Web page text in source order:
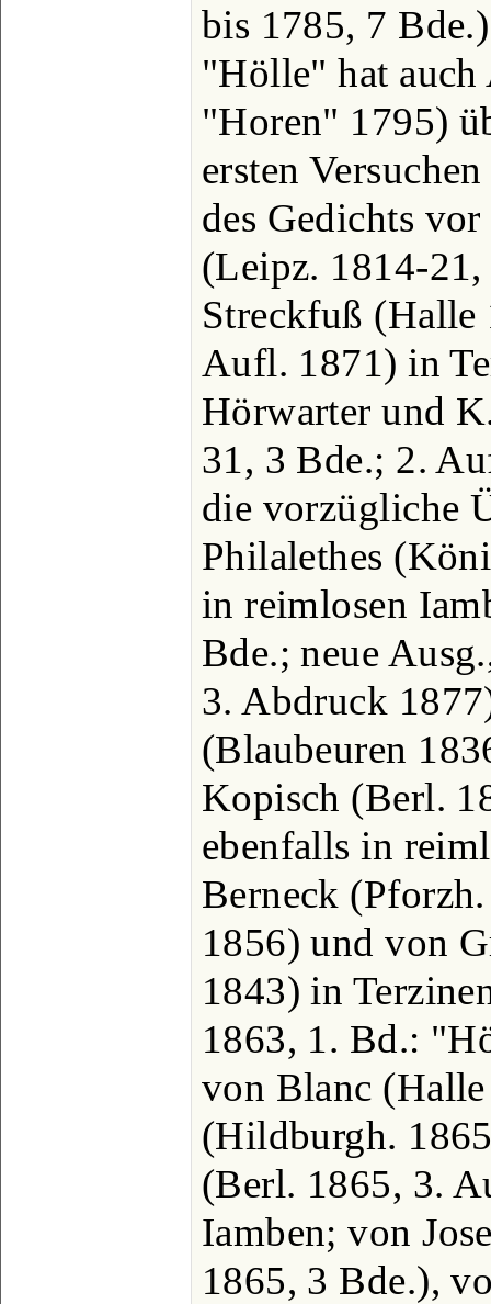
bis 1785, 7
"Hölle" hat auch
"Horen" 1795)
ersten
des Gedichts
(Leipz. 1814-
Streckfuß (Halle
Aufl. 1871) in
Hörwarter und
31, 3 Bde.; 2.
die vorzügliche
Philalethes
in reimlosen
Bde.; neue
3. Abdruck
(Blaubeuren
Kopisch (Berl.
ebenfalls in
Berneck
1856) und von
1843) in
1863, 1. Bd.:
von Blanc
(Hildburgh.
(Berl. 1865, 3.
Iamben; von
1865, 3 Bde.),